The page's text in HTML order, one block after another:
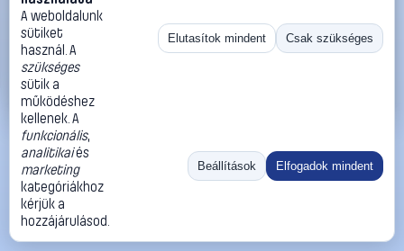
Sasszeg TOOLCRAFT DIN 94 A 4, méret: 4 x 20 mm 100 db
TOOLCRAFT
5 590 Ft
Kosárba
«
Méret:
Rendezés:
©2026
ThermoScope
Cégbemutató
A weboldalunk
sütiket
használ. A
szükséges
sütik a
működéshez
kellenek. A
funkcionális,
analitikaiés
marketing
kategóriákhoz
kérjük a
hozzájárulásod.
Elutasítok mindent Csak szükséges
Beállítások Elfogadok mindent